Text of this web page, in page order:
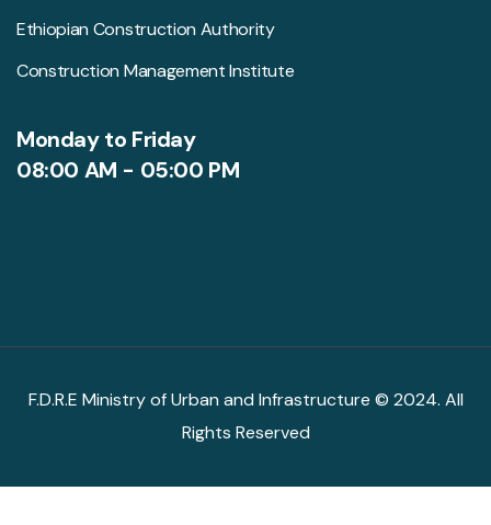
Ethiopian Construction Authority
Construction Management Institute
Monday to Friday
08:00 AM - 05:00 PM
F.D.R.E Ministry of Urban and Infrastructure © 2024. All
Rights Reserved